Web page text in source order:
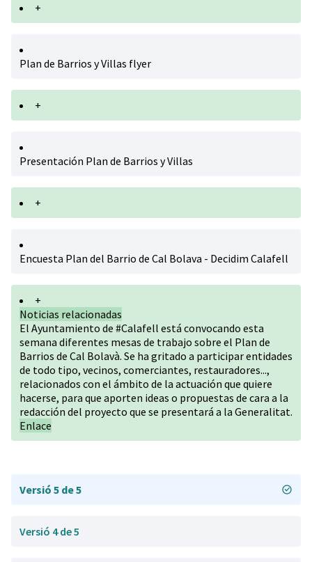
+
Plan de Barrios y Villas flyer
+
Presentación Plan de Barrios y Villas
+
Encuesta Plan del Barrio de Cal Bolava - Decidim Calafell
+
Noticias relacionadas
El Ayuntamiento de #Calafell está convocando esta
semana diferentes mesas de trabajo sobre el Plan de
Barrios de Cal Bolavà. Se ha gritado a participar entidades
de todo tipo, vecinos, comerciantes, restauradores...,
relacionados con el ámbito de la actuación que quiere
hacerse, para que aporten ideas o propuestas de cara a la
redacción del proyecto que se presentará a la Generalitat.
Enlace
Versió 5 de 5
Versió 4 de 5